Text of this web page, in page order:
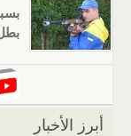
أبرز الأخبار